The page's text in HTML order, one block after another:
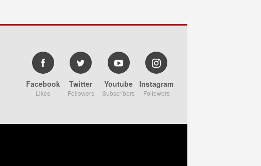
Facebook
Likes
Twitter
Followers
Youtube
Subscribers
Instagram
Followers